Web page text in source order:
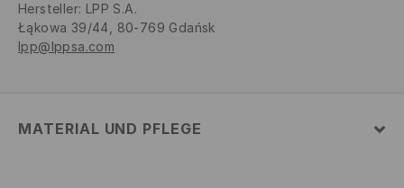
Hersteller: LPP S.A.
Łąkowa 39/44, 80-769 Gdańsk
lpp@lppsa.com
MATERIAL UND PFLEGE